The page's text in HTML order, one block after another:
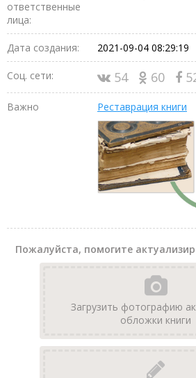
ответственные
лица:
Дата создания: 2021-09-04 08:29:19
Соц. сети: 54 60
Важно Реставрация книги
Пожалуйста, помогите
Загрузить фотографию
обложки книги